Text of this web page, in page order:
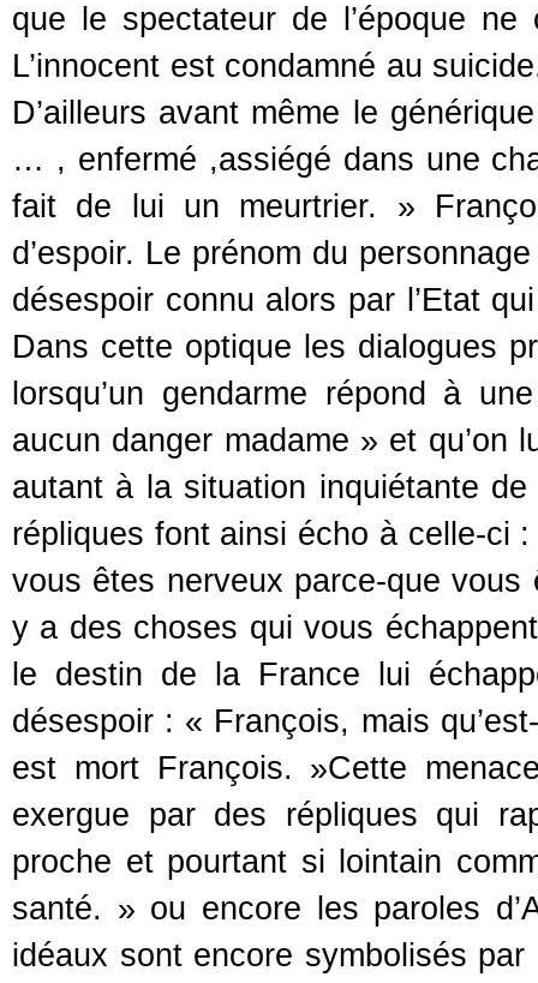
que le spectateur de l’époque
L’innocent est condamné au
D’ailleurs avant même le
… , enfermé ,assiégé dans une
fait de lui un meurtrier. »
d’espoir. Le prénom du
désespoir connu alors par l’Etat
Dans cette optique les dialogues
lorsqu’un gendarme répond à
aucun danger madame » et
autant à la situation inquiétante
répliques font ainsi écho à celle-ci
vous êtes nerveux parce-que vous
y a des choses qui vous
le destin de la France lui
désespoir : « François, mais
est mort François. »Cette
exergue par des répliques qui
proche et pourtant si lointain
santé. » ou encore les paroles
idéaux sont encore symbolisés